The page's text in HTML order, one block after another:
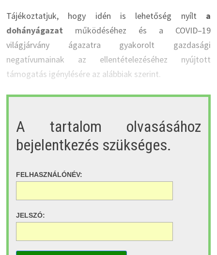
Tájékoztatjuk, hogy idén is lehetőség nyílt a
dohányágazat működéséhez és a COVID–19
világjárvány ágazatra gyakorolt gazdasági
negatívumainak az ellentételezéséhez nyújtott
támogatás igénylésére az alábbiak szerint.
A tartalom olvasásához
bejelentkezés szükséges.
FELHASZNÁLÓNÉV:
JELSZÓ: